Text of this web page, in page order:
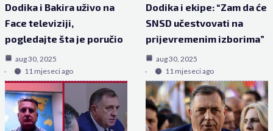
Dodika i Bakira uživo na
Face televiziji,
pogledajte šta je poručio
aug 30, 2025
11 mjeseci ago
Dodika i ekipe: “Zam da će
SNSD učestvovati na
prijevremenim izborima”
aug 30, 2025
11 mjeseci ago